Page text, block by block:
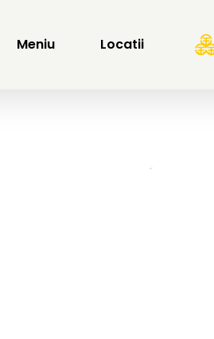
Meniu Locatii